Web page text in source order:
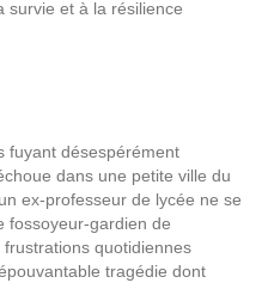
survie et à la résilience
fuyant désespérément
dans une petite ville du
ex-professeur de lycée ne se
fossoyeur-gardien de
quotidiennes
tragédie dont